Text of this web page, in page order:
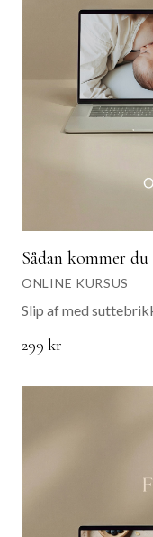
Sådan kommer
ONLINE KURSUS
Slip af med
299 kr